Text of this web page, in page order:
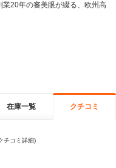
20年の審美眼が綴る、欧州高
在庫一覧 クチコミ
チコミ詳細)